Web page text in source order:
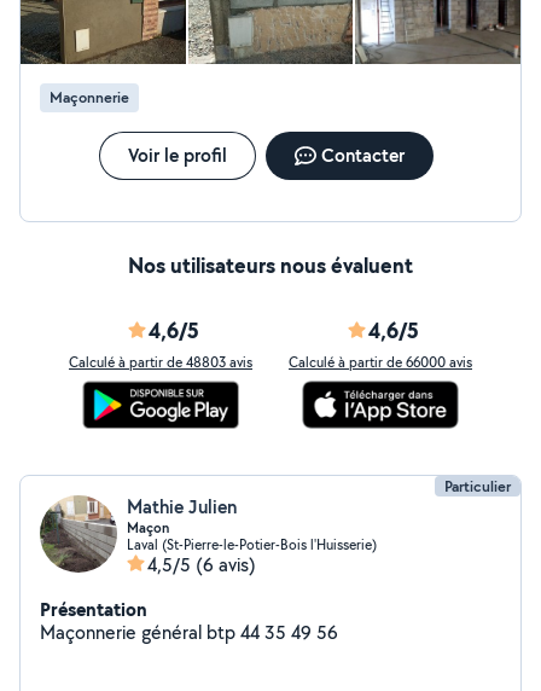
Maçonnerie
Voir le profil Contacter
Nos utilisateurs nous évaluent
4,6/5
Calculé à partir de 48803 avis
4,6/5
Calculé à partir de 66000 avis
Particulier
Mathie Julien
Maçon
Laval (St-Pierre-le-Potier-Bois l'Huisserie)
4,5/5 (6 avis)
Présentation
Maçonnerie général btp 44 35 49 56